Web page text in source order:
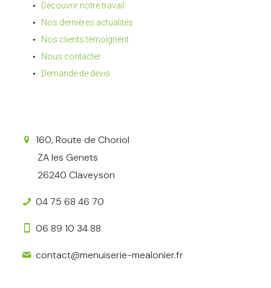
Découvrir notre travail
Nos dernières actualités
Nos clients témoignent
Nous contacter
Demande de devis
160, Route de Choriol
ZA les Genets
26240 Claveyson
04 75 68 46 70
06 89 10 34 88
contact@menuiserie-mealonier.fr